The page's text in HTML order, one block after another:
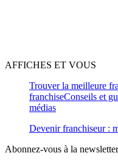
AFFICHES ET VOUS
Trouver la meilleure
franchiseConseils et
médias
Devenir franchiseur :
Abonnez-vous à la newsletter